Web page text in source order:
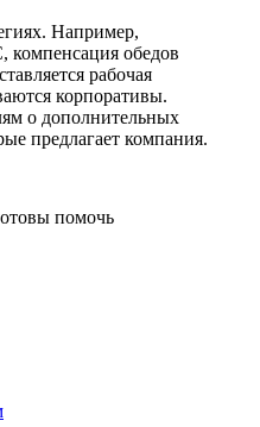
Например,
обедов
рабочая
корпоративы.
о дополнительных
предлагает компания.
помочь